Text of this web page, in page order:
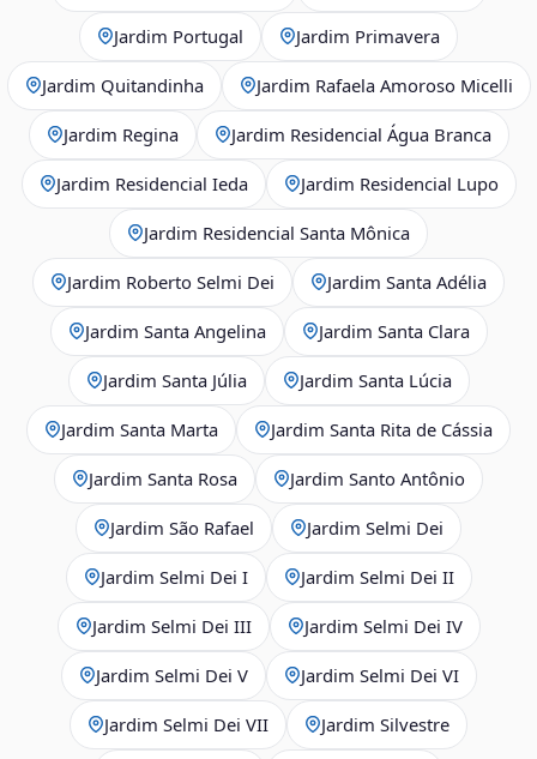
Jardim Portugal Jardim Primavera
Jardim Quitandinha Jardim Rafaela Amoroso Micelli
Jardim Regina Jardim Residencial Água Branca
Jardim Residencial Ieda Jardim Residencial Lupo
Jardim Residencial Santa Mônica
Jardim Roberto Selmi Dei Jardim Santa Adélia
Jardim Santa Angelina Jardim Santa Clara
Jardim Santa Júlia Jardim Santa Lúcia
Jardim Santa Marta Jardim Santa Rita de Cássia
Jardim Santa Rosa Jardim Santo Antônio
Jardim São Rafael Jardim Selmi Dei
Jardim Selmi Dei I Jardim Selmi Dei II
Jardim Selmi Dei III Jardim Selmi Dei IV
Jardim Selmi Dei V Jardim Selmi Dei VI
Jardim Selmi Dei VII Jardim Silvestre